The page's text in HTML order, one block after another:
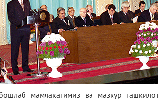
мамлакатимиз ва мазкур